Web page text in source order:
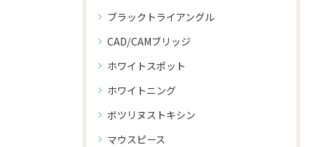
ブラックトライアングル
CAD/CAMブリッジ
ホワイトスポット
ホワイトニング
ボツリヌストキシン
マウスピース